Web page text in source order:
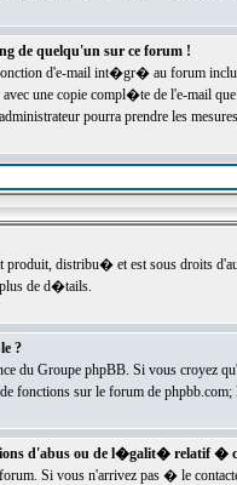
de quelqu'un sur ce forum !
d'e-mail int�gr� au forum inclut
une copie compl�te de l'e-mail
pourra prendre les
distribu� et est sous droits
de d�tails.
?
du Groupe phpBB. Si vous croyez
de fonctions sur le forum de
d'abus ou de l�galit� relatif �
Si vous n'arrivez pas � le